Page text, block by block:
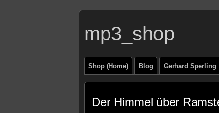
mp3_shop
Shop (Home) Blog Gerhard Sperling
Der Himmel über